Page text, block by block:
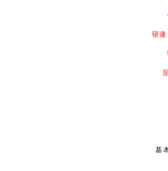
寝
基